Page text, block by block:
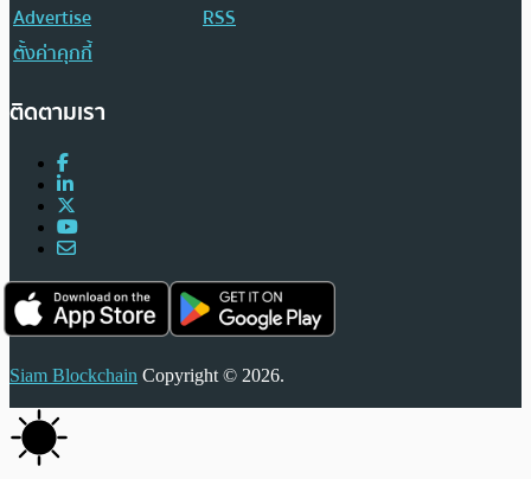
Advertise
RSS
ตั้งค่าคุกกี้
ติดตามเรา
Siam Blockchain Copyright © 2026.